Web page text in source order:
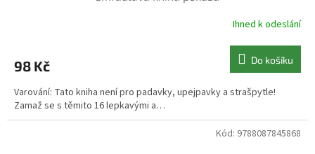
Ihned k odeslání
98 Kč Do košíku
Varování: Tato kniha není pro padavky, upejpavky a strašpytle!
Zamaž se s těmito 16 lepkavými a…
Kód: 9788087845868